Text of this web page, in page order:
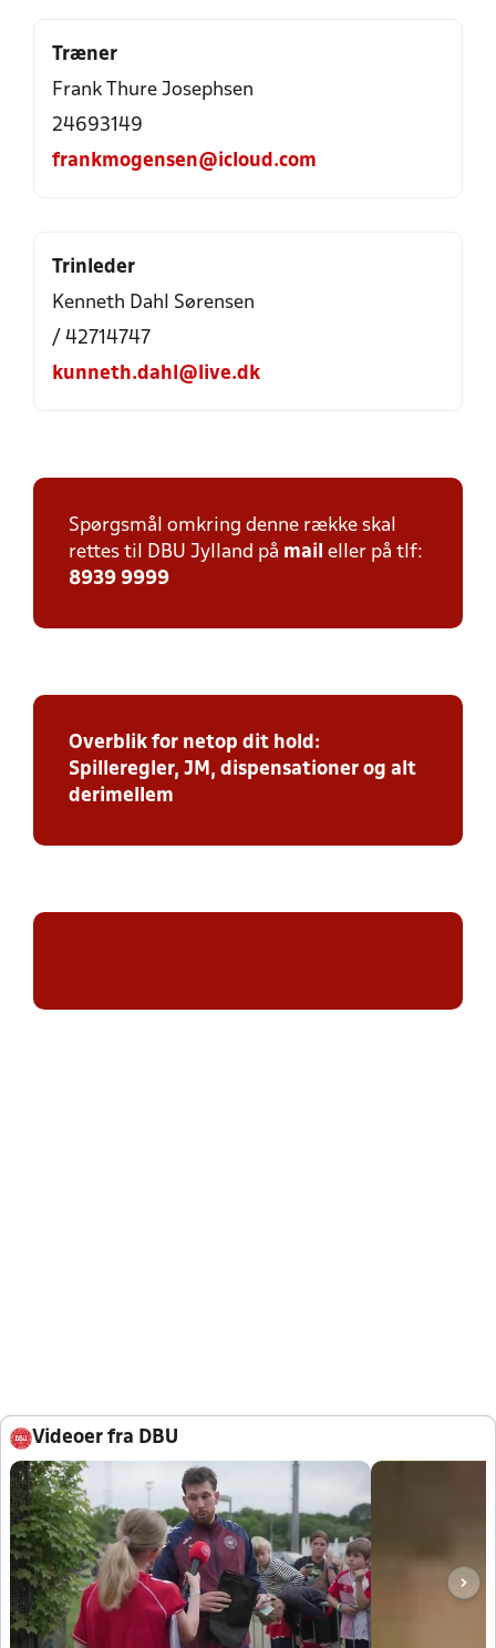
Træner
Frank Thure Josephsen
24693149
frankmogensen@icloud.com
Trinleder
Kenneth Dahl Sørensen
/ 42714747
kunneth.dahl@live.dk
Spørgsmål omkring denne række skal
rettes til DBU Jylland på mail eller på tlf:
8939 9999
Overblik for netop dit hold:
Spilleregler, JM, dispensationer og alt
derimellem
Videoer fra DBU